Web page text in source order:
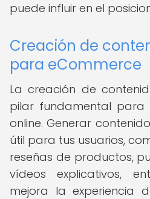
puede influir en el
Creación de
para eCommerce
La creación de
pilar fundamental para
online. Generar
útil para tus usuarios,
reseñas de productos,
vídeos explicativos,
mejora la experiencia